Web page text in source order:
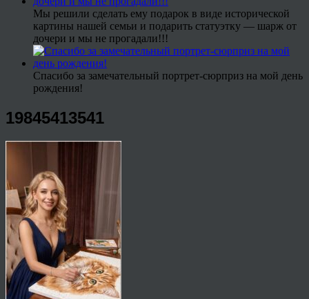
Мы решили сделать ему подарок в виде исторической
картины нашей семьи и подарить статуэтку — шарж от
дочери и мы не прогадали!!!
Спасибо за замечательный портрет-сюрприз на мой день
рождения!
19845413541